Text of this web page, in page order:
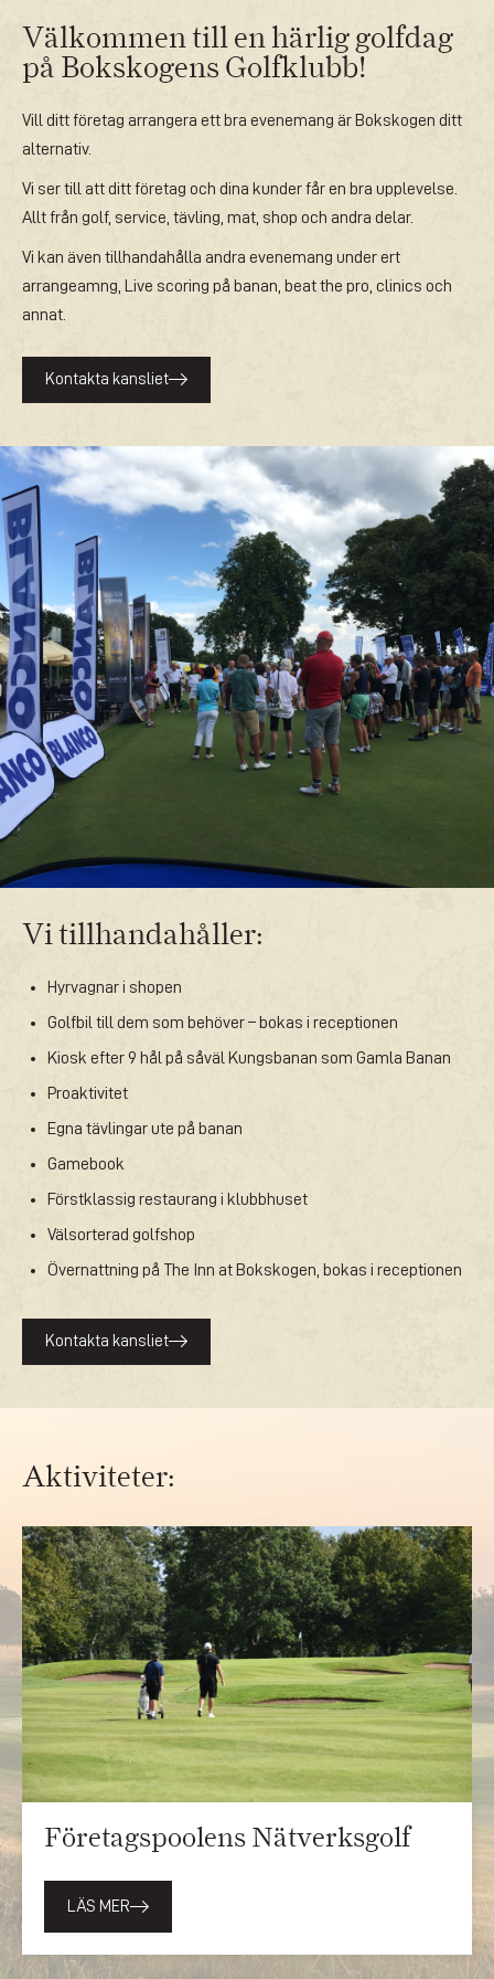
Välkommen till en härlig golfdag
på Bokskogens Golfklubb!
Vill ditt företag arrangera ett bra evenemang är Bokskogen ditt
alternativ.
Vi ser till att ditt företag och dina kunder får en bra upplevelse.
Allt från golf, service, tävling, mat, shop och andra delar.
Vi kan även tillhandahålla andra evenemang under ert
arrangeamng, Live scoring på banan, beat the pro, clinics och
annat.
Kontakta kansliet
Vi tillhandahåller:
Hyrvagnar i shopen
Golfbil till dem som behöver – bokas i receptionen
Kiosk efter 9 hål på såväl Kungsbanan som Gamla Banan
Proaktivitet
Egna tävlingar ute på banan
Gamebook
Förstklassig restaurang i klubbhuset
Välsorterad golfshop
Övernattning på The Inn at Bokskogen, bokas i receptionen
Kontakta kansliet
Aktiviteter:
Företagspoolens Nätverksgolf
LÄS MER